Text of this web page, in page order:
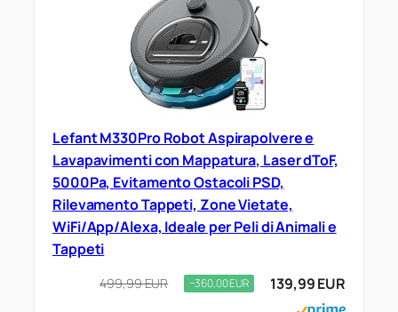
Lefant M330Pro Robot Aspirapolvere e
Lavapavimenti con Mappatura, Laser dToF,
5000Pa, Evitamento Ostacoli PSD,
Rilevamento Tappeti, Zone Vietate,
WiFi/App/Alexa, Ideale per Peli di Animali e
Tappeti
499,99 EUR −360,00 EUR 139,99 EUR